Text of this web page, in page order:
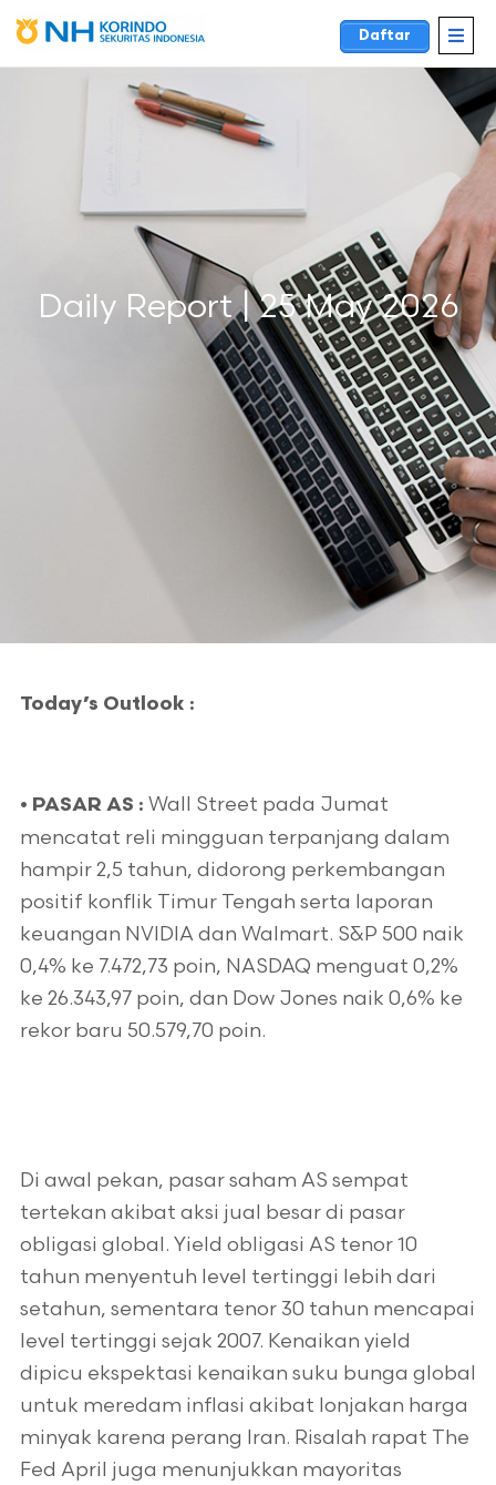
Daftar
Daily Report | 25 May 2026
Today’s Outlook :
• PASAR AS : Wall Street pada Jumat
mencatat reli mingguan terpanjang dalam
hampir 2,5 tahun, didorong perkembangan
positif konflik Timur Tengah serta laporan
keuangan NVIDIA dan Walmart. S&P 500 naik
0,4% ke 7.472,73 poin, NASDAQ menguat 0,2%
ke 26.343,97 poin, dan Dow Jones naik 0,6% ke
rekor baru 50.579,70 poin.
Di awal pekan, pasar saham AS sempat
tertekan akibat aksi jual besar di pasar
obligasi global. Yield obligasi AS tenor 10
tahun menyentuh level tertinggi lebih dari
setahun, sementara tenor 30 tahun mencapai
level tertinggi sejak 2007. Kenaikan yield
dipicu ekspektasi kenaikan suku bunga global
untuk meredam inflasi akibat lonjakan harga
minyak karena perang Iran. Risalah rapat The
Fed April juga menunjukkan mayoritas